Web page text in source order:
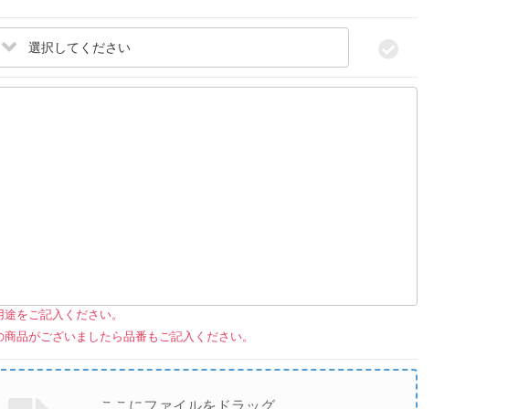
選択してください
をご記入ください。
商品がございましたら品番もご記入ください。